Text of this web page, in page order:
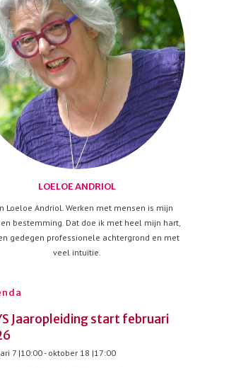
LOELOE ANDRIOL
Loeloe Andriol. Werken met mensen is mijn
bestemming. Dat doe ik met heel mijn hart,
gedegen professionele achtergrond en met
veel intuïtie.
Jaaropleiding start februari
7 |10:00- oktober 18 |17:00